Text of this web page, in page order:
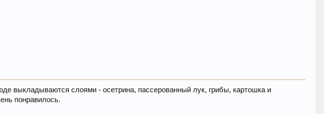
выкладываются слоями - осетрина, пассерованный лук, грибы, картошка и
понравилось.